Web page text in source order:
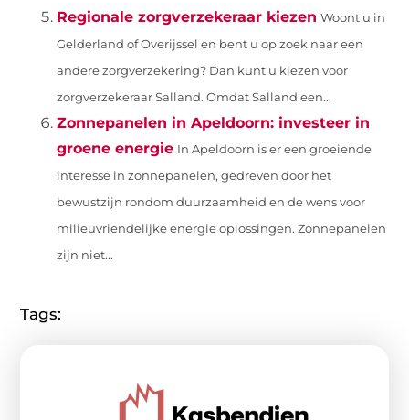
Regionale zorgverzekeraar kiezen Woont u in
Gelderland of Overijssel en bent u op zoek naar een
andere zorgverzekering? Dan kunt u kiezen voor
zorgverzekeraar Salland. Omdat Salland een...
Zonnepanelen in Apeldoorn: investeer in
groene energie In Apeldoorn is er een groeiende
interesse in zonnepanelen, gedreven door het
bewustzijn rondom duurzaamheid en de wens voor
milieuvriendelijke energie oplossingen. Zonnepanelen
zijn niet...
Tags: